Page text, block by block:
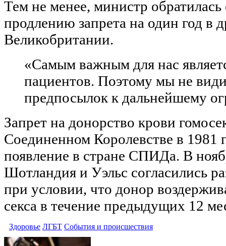
Тем не менее, министр
продлению запрета на один год в
Великобритании.
«Самым важным для нас
пациентов. Поэтому мы не
предпосылок к дальнейшему
Запрет на донорство крови
Соединенном Королевстве в 1981
появление в стране СПИДа. В
Шотландия и Уэльс согласились
при условии, что донор
секса в течение предыдущих 12
Здоровье ЛГБТ События и происшествия